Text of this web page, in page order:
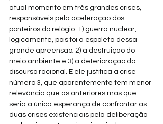
atual momento em três grandes crises,
responsáveis pela aceleração dos
ponteiros do relógio: 1) guerra nuclear,
logicamente, pois foi a espoleta dessa
grande apreensão; 2) a destruição do
meio ambiente e 3) a deterioração do
discurso racional. E ele justifica a crise
número 3, que aparentemente tem menor
relevância que as anteriores mas que
seria a única esperança de confrontar as
duas crises existenciais pela deliberação